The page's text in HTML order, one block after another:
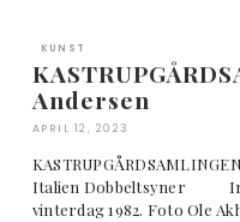
KUNST
Andersen
APRIL 12, 2023
Italien Dobbeltsyner
vinterdag 1982. Foto Ole